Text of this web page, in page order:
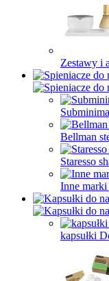
Zestawy i
Bellman
Staresso
Inne marki
kapsułki